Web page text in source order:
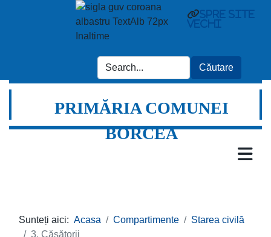
spre site
vechi
PRIMĂRIA COMUNEI
BORCEA
Sunteți aici: Acasa Compartimente
Starea civilă
3. Căsătorii